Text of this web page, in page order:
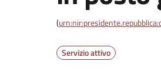
(
Servizio attivo